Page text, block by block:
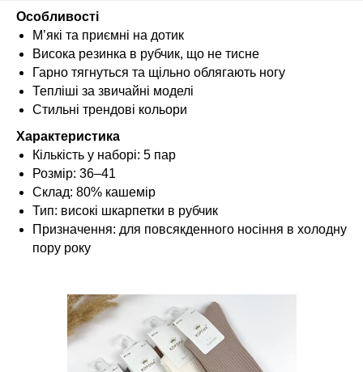
Особливості
М’які та приємні на дотик
Висока резинка в рубчик, що не тисне
Гарно тягнуться та щільно облягають ногу
Тепліші за звичайні моделі
Стильні трендові кольори
Характеристика
Кількість у наборі: 5 пар
Розмір: 36–41
Склад: 80% кашемір
Тип: високі шкарпетки в рубчик
Призначення: для повсякденного носіння в холодну
пору року